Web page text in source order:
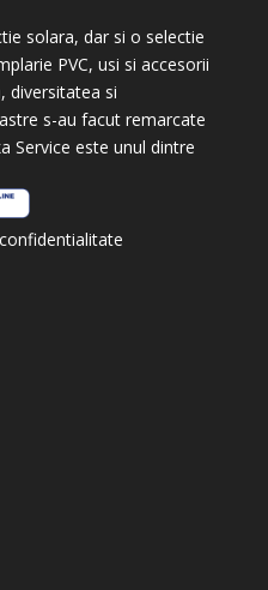
solara, dar si o selectie
PVC, usi si accesorii
diversitatea si
s-au facut remarcate
Service este unul dintre